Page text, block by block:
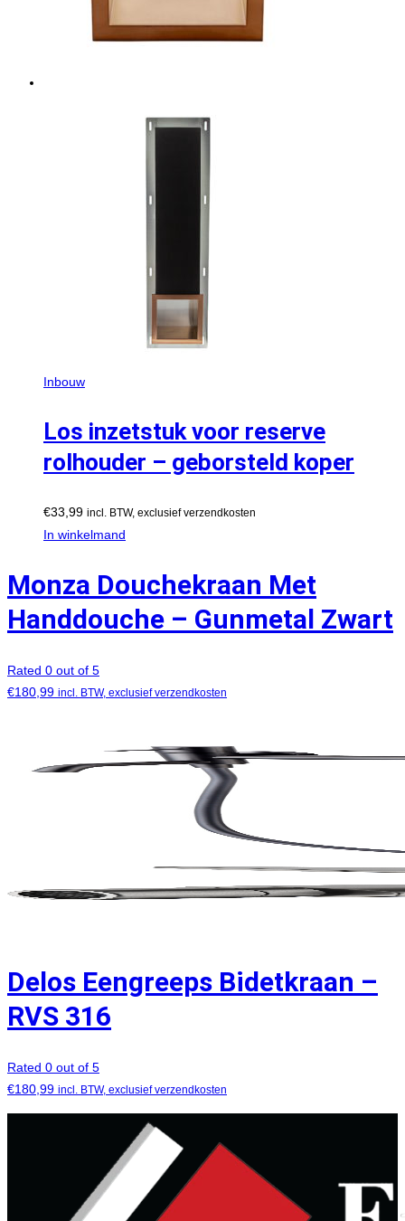
Inbouw
Los inzetstuk voor reserve
rolhouder – geborsteld koper
€33,99 incl. BTW, exclusief verzendkosten
In winkelmand
Monza Douchekraan Met
Handdouche – Gunmetal Zwart
Rated 0 out of 5
€180,99 incl. BTW, exclusief verzendkosten
Delos Eengreeps Bidetkraan –
RVS 316
Rated 0 out of 5
€180,99 incl. BTW, exclusief verzendkosten